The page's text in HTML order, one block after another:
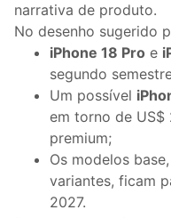
narrativa de produto.
No desenho sugerido
iPhone 18 Pro e
segundo
Um possível
em torno de
premium;
Os modelos
variantes, ficam
2027.